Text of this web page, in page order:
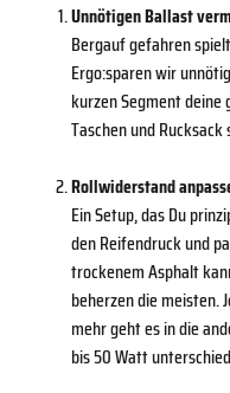
Unnötigen Ballast
Bergauf gefahren
Ergo:sparen wir
kurzen Segment
Taschen und
Rollwiderstand
Ein Setup, das Du
den Reifendruck und
trockenem Asphalt
beherzen die meisten.
mehr geht es in die
bis 50 Watt